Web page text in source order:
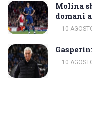
Molina
domani
10
10